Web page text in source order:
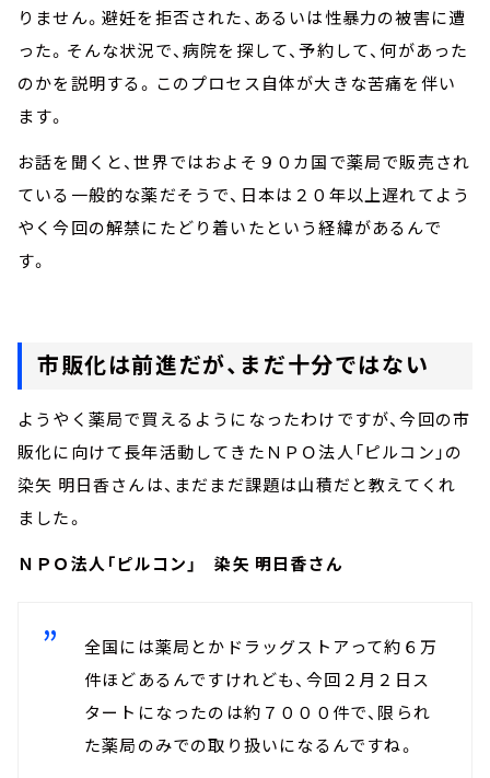
りません。避妊を拒否された、あるいは性暴力の被害に遭
った。そんな状況で、病院を探して、予約して、何があった
のかを説明する。このプロセス自体が大きな苦痛を伴い
ます。
お話を聞くと、世界ではおよそ９０カ国で薬局で販売され
ている一般的な薬だそうで、日本は２０年以上遅れてよう
やく今回の解禁にたどり着いたという経緯があるんで
す。
市販化は前進だが、まだ十分ではない
ようやく薬局で買えるようになったわけですが、今回の市
販化に向けて長年活動してきたＮＰＯ法人「ピルコン」の
染矢 明日香さんは、まだまだ課題は山積だと教えてくれ
ました。
ＮＰＯ法人「ピルコン」 染矢 明日香さん
全国には薬局とかドラッグストアって約６万
件ほどあるんですけれども、今回２月２日ス
タートになったのは約７０００件で、限られ
た薬局のみでの取り扱いになるんですね。